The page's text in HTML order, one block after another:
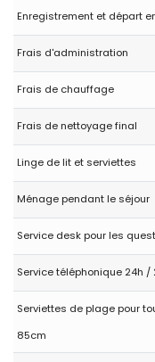
Familles avec jeunes
La maison et ses
invasion de fourmis
zone très propres.
- 8,3
Groupes d'amis -
(Texte original)
Casa muy cómoda y
(Traduit par Google)
Maison très
Idéal pour les groupes
Familles avec
Enregistrement et départ
Frais d'administration
Frais de chauffage
Frais de nettoyage final
Linge de lit et serviettes
Ménage pendant le séjour
Service desk pour les
Service téléphonique 24h /
Serviettes de plage pour
85cm